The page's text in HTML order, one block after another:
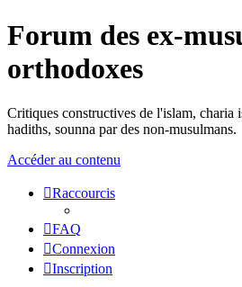
Forum des ex-
orthodoxes
Critiques constructives de l'islam, charia
hadiths, sounna par des non-musulmans.
Accéder au contenu
Raccourcis
FAQ
Connexion
Inscription